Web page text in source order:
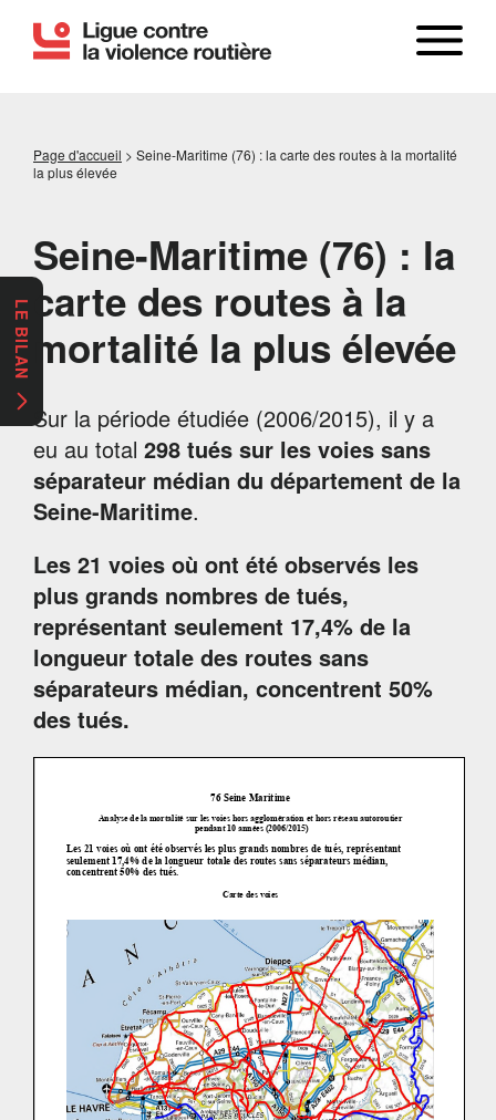
Page d'accueil > Seine-Maritime (76) : la carte des routes à la mortalité
la plus élevée
Seine-Maritime (76) : la
carte des routes à la
mortalité la plus élevée
Sur la période étudiée (2006/2015), il y a
eu au total 298 tués sur les voies sans
séparateur médian du département de la
Seine-Maritime.
Les 21 voies où ont été observés les
plus grands nombres de tués,
représentant seulement 17,4% de la
longueur totale des routes sans
séparateurs médian, concentrent 50%
des tués.
LE BILAN